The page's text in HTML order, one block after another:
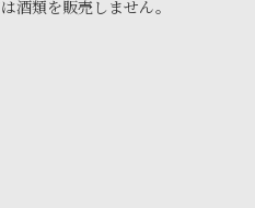
酒類を販売しません。